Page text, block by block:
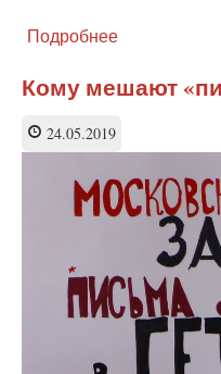
Подробнее
День
Победы
на
Украине
почему
в
Россию
можно
только
верить
Кому мешают
24.05.2019